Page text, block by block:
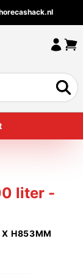
liter -
H853MM